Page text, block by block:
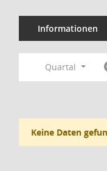
Informationen
Quartal
Keine Daten